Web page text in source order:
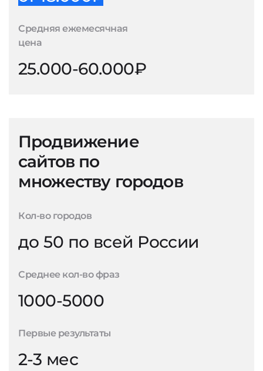
Средняя ежемесячная
цена
25.000-60.000₽
Продвижение
сайтов по
множеству городов
Кол-во городов
до 50 по всей России
Среднее кол-во фраз
1000-5000
Первые результаты
2-3 мес